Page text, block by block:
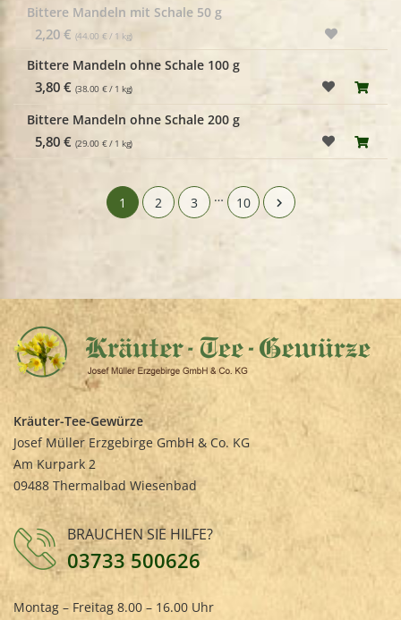
Bittere Mandeln mit Schale 50 g
2,20 € (44.00 € / 1 kg)
Bittere Mandeln ohne Schale 100 g
3,80 € (38.00 € / 1 kg)
Bittere Mandeln ohne Schale 200 g
5,80 € (29.00 € / 1 kg)
1 2 3 … 10 
Kräuter-Tee-Gewürze
Josef Müller Erzgebirge GmbH & Co. KG
Am Kurpark 2
09488 Thermalbad Wiesenbad
BRAUCHEN SIE HILFE?
03733 500626
Montag – Freitag 8.00 – 16.00 Uhr